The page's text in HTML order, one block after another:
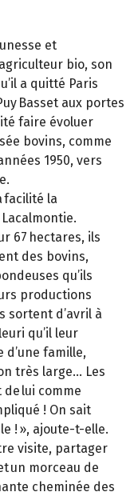
et
bio, son
a quitté Paris
Basset aux portes
faire évoluer
bovins, comme
1950, vers
facilité la
67 hectares, ils
des bovins,
qu’ils
productions
sortent d’avril à
qu’il leur
d’une famille,
très large… Les
lui comme
! On sait
! », ajoute-t-elle.
visite, partager
un morceau de
cheminée des